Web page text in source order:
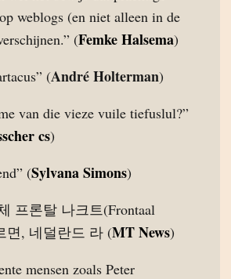
weblogs (en niet alleen in de
(Femke Halsema)
(André Holterman)
van die vieze vuile tiefuslul?”
cs)
(Sylvana Simons)
프론탈 나크트(Frontaal
면, 네덜란드 라 (MT News)
mensen zoals Peter